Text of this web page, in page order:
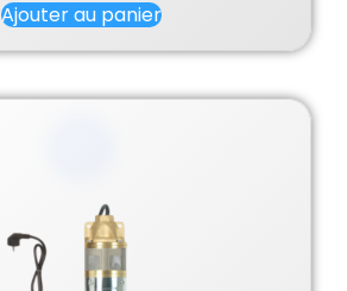
Ajouter au panier